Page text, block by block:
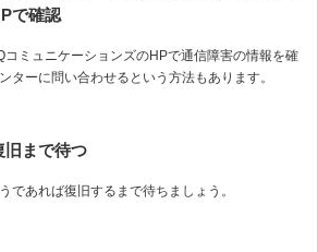
で確認
コミュニケーションズのHPで通信障害の情報を確
ターに問い合わせるという方法もあります。
旧まで待つ
であれば復旧するまで待ちましょう。